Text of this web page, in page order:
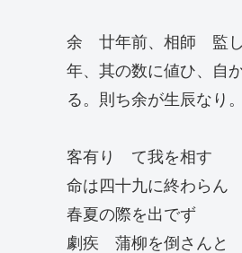
余 廿年前、相師 監し
年、其の数に値ひ、自
る。則ち余が生辰なり
客有り て我を相す
命は四十九に終わらん
春夏の際を出でず
劇疾 蒲柳を倒さんと